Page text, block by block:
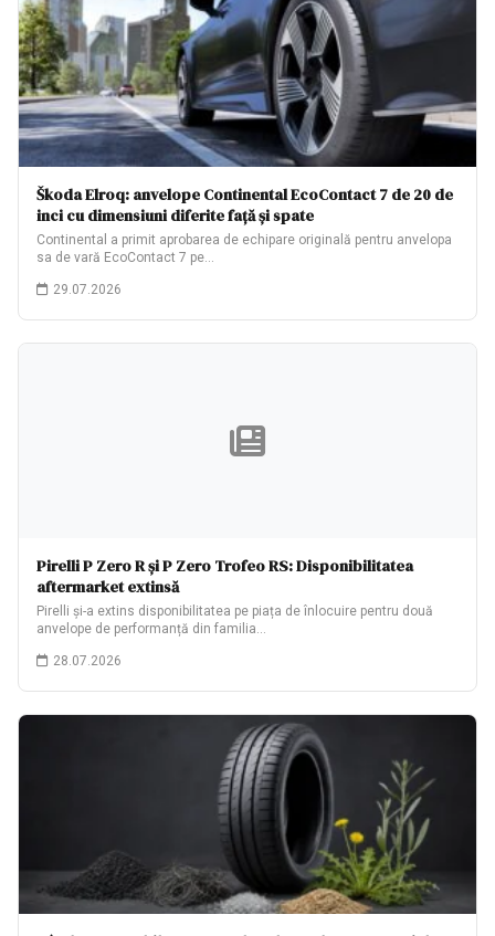
Škoda Elroq: anvelope Continental EcoContact 7 de 20 de
inci cu dimensiuni diferite față și spate
Continental a primit aprobarea de echipare originală pentru anvelopa
sa de vară EcoContact 7 pe…
29.07.2026
Pirelli P Zero R și P Zero Trofeo RS: Disponibilitatea
aftermarket extinsă
Pirelli și-a extins disponibilitatea pe piața de înlocuire pentru două
anvelope de performanță din familia…
28.07.2026